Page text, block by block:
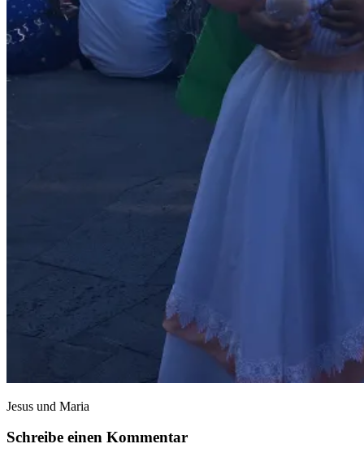
Jesus und Maria
Schreibe einen Kommentar